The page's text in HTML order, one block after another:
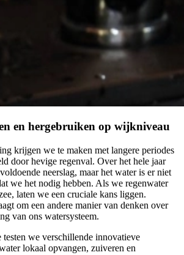
en hergebruiken op wijkniveau
krijgen we te maken met langere periodes
door hevige regenval. Over het hele jaar
neerslag, maar het water is er niet
we het nodig hebben. Als we regenwater
laten we een cruciale kans liggen.
om een andere manier van denken over
van ons watersysteem.
we verschillende innovatieve
lokaal opvangen, zuiveren en